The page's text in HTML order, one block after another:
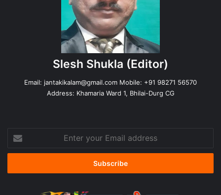
Slesh Shukla (Editor)
Email: jantakikalam@gmail.com Mobile: +91 98271 56570
Address: Khamaria Ward 1, Bhilai-Durg CG
your
Email